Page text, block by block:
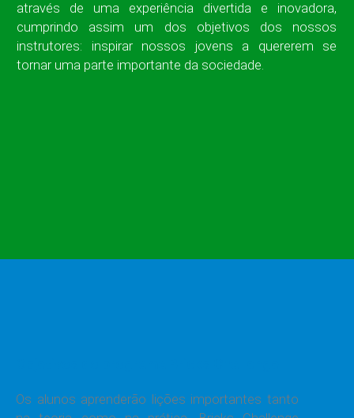
através de uma experiência divertida e inovadora,
cumprindo assim um dos objetivos dos nossos
instrutores: inspirar nossos jovens a quererem se
tornar uma parte importante da sociedade.
Os alunos aprenderão lições importantes tanto